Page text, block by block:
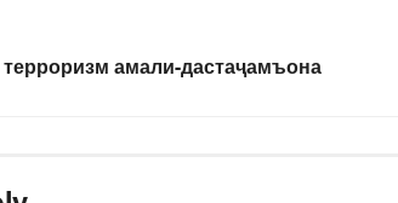
амали-дастаҷамъона